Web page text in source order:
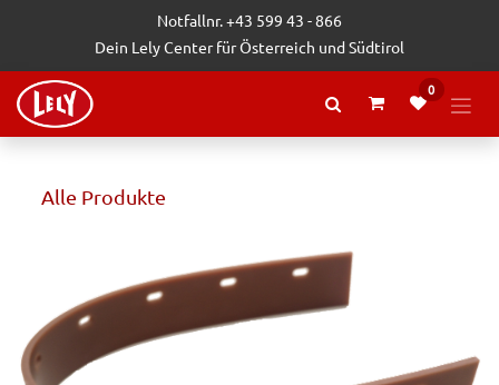
Zum Inhalt springenNotfallnr. +43 599 43 - 866
Dein Lely Center für Österreich und Südtirol
0
Alle Produkte